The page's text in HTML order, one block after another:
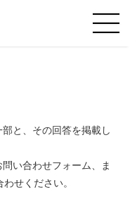
AI搭載のバーチャルヒ
と、その回答を掲載し
い合わせフォーム、ま
せください。